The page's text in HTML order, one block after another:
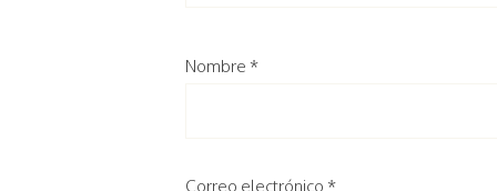
Nombre *
Correo electrónico *